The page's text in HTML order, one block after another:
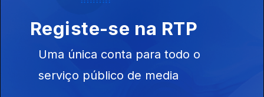
Ep. 2
Madeira
Registe-se na RTP
Uma única conta para todo o
serviço público de media